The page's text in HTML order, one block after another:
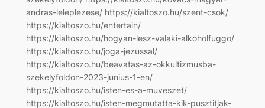
andras-leleplezese/ https://kialtoszo.hu/szent-csok/
https://kialtoszo.hu/entertain/
https://kialtoszo.hu/hogyan-lesz-valaki-alkoholfuggo/
https://kialtoszo.hu/joga-jezussal/
https://kialtoszo.hu/beavatas-az-okkultizmusba-
szekelyfoldon-2023-junius-1-en/
https://kialtoszo.hu/isten-es-a-muveszet/
https://kialtoszo.hu/isten-megmutatta-kik-pusztitjak-